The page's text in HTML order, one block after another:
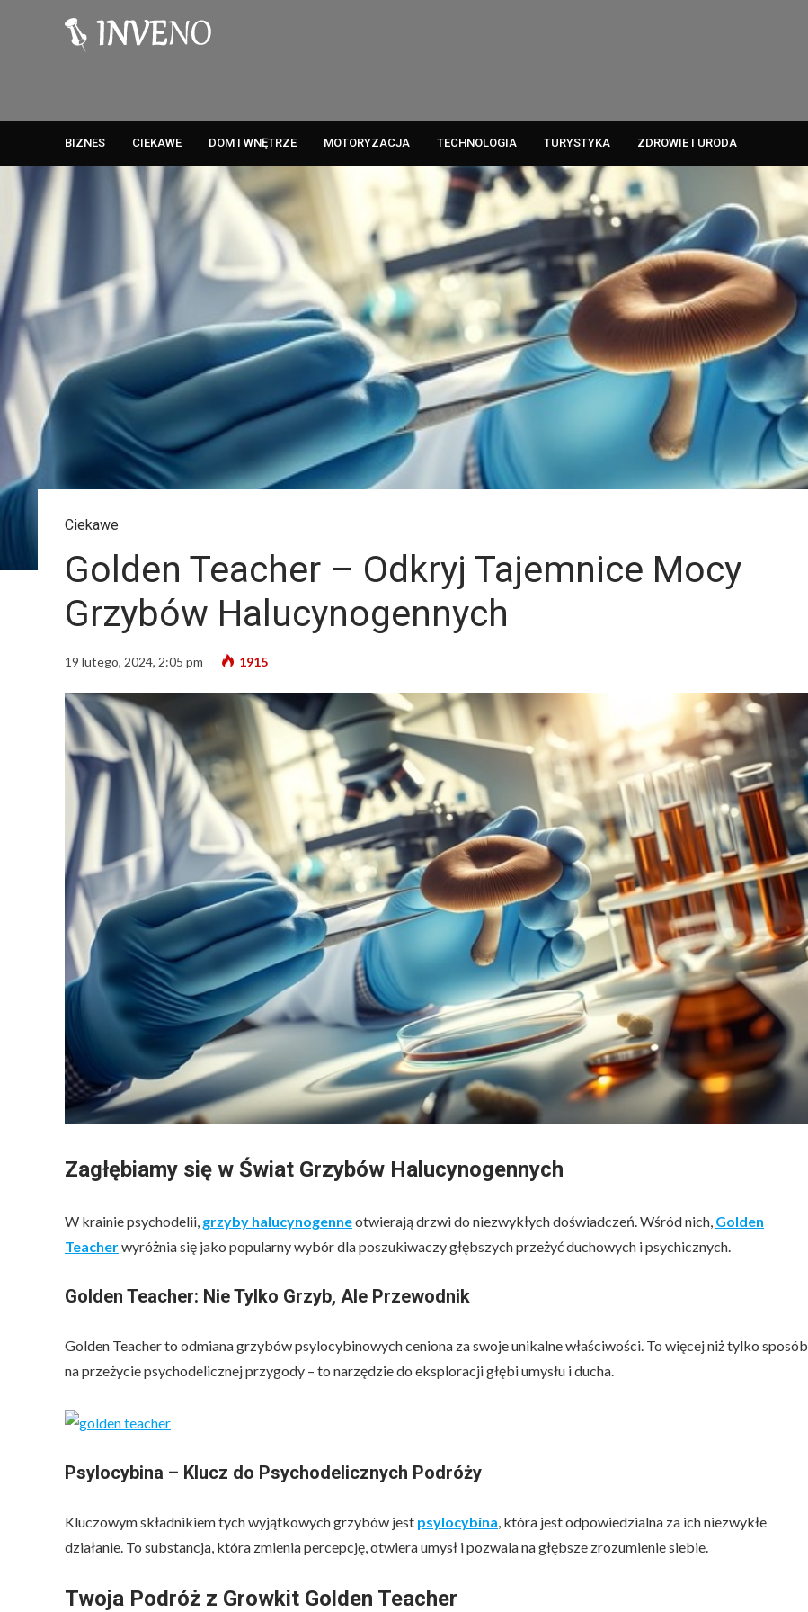
BIZNES CIEKAWE DOM I WNĘTRZE MOTORYZACJA TECHNOLOGIA TURYSTYKA ZDROWIE I URODA
Ciekawe
Golden Teacher – Odkryj Tajemnice Mocy
Grzybów Halucynogennych
19 lutego, 2024, 2:05 pm 1915
Zagłębiamy się w Świat Grzybów Halucynogennych
W krainie psychodelii, grzyby halucynogenneotwierają drzwi do niezwykłych doświadczeń. Wśród nich, Golden
Teacherwyróżnia się jako popularny wybór dla poszukiwaczy głębszych przeżyć duchowych i psychicznych.
Golden Teacher: Nie Tylko Grzyb, Ale Przewodnik
Golden Teacher to odmiana grzybów psylocybinowych ceniona za swoje unikalne właściwości. To więcej niż tylko sposób
na przeżycie psychodelicznej przygody – to narzędzie do eksploracji głębi umysłu i ducha.
Psylocybina – Klucz do Psychodelicznych Podróży
Kluczowym składnikiem tych wyjątkowych grzybów jest psylocybina, która jest odpowiedzialna za ich niezwykłe
działanie. To substancja, która zmienia percepcję, otwiera umysł i pozwala na głębsze zrozumienie siebie.
Twoja Podróż z Growkit Golden Teacher